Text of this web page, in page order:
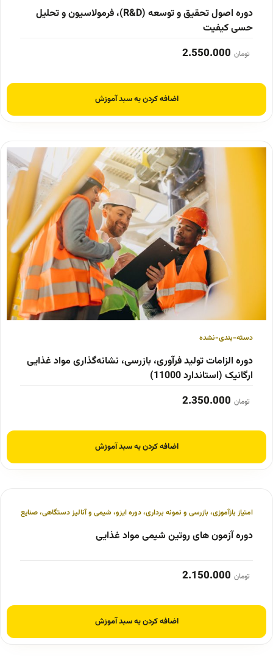
دوره اصول تحقیق و توسعه (R&D)، فرمولاسیون و تحلیل
حسی کیفیت
تومان 2.550.000
اضافه کردن به سبد آموزش
دسته-بندی-نشده
دوره الزامات تولید فرآوری، بازرسی، نشانه‌گذاری مواد غذایی
ارگانیک (استاندارد 11000)
تومان 2.350.000
اضافه کردن به سبد آموزش
امتیاز بازآموزی، بازرسی و نمونه برداری،دوره ایزو، شیمی و آنالیز دستگاهی،صنایع غذایی
دوره آزمون های روتین شیمی مواد غذایی
تومان 2.150.000
اضافه کردن به سبد آموزش